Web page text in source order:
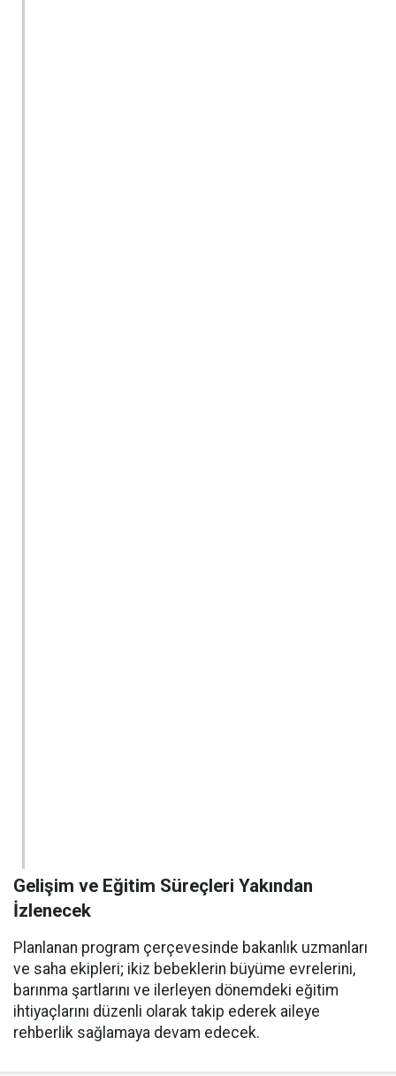
Gelişim ve Eğitim Süreçleri Yakından
İzlenecek
Planlanan program çerçevesinde bakanlık uzmanları
ve saha ekipleri; ikiz bebeklerin büyüme evrelerini,
barınma şartlarını ve ilerleyen dönemdeki eğitim
ihtiyaçlarını düzenli olarak takip ederek aileye
rehberlik sağlamaya devam edecek.